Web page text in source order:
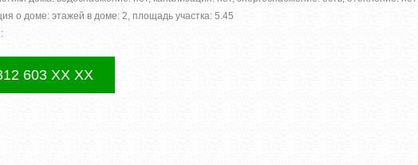
о доме: этажей в доме: 2, площадь участка: 5.45
603 XX XX